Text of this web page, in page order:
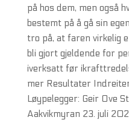
på hos dem, men også
bestemt på å gå sin
tro på, at faren virkelig
bli gjort gjeldende for
iverksatt før
mer Resultater
Løypelegger: Geir Ove
Aakvikmyran 23. juli